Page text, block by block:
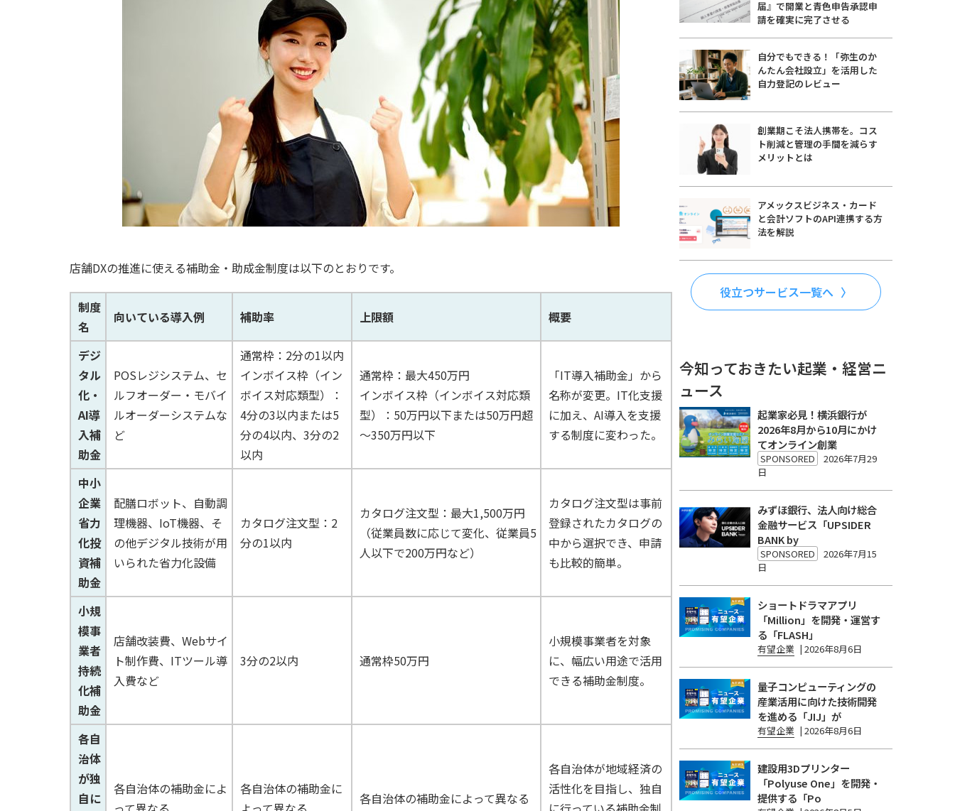
店舗DXの推進に使える補助金・助成金制度は以下のとおりです。
制度
名
向いている導入例 補助率 上限額 概要
デジ
タル
化・
AI導
入補
助金
POSレジシステム、セ
ルフオーダー・モバイ
ルオーダーシステムな
ど
通常枠：2分の1以内
インボイス枠（イン
ボイス対応類型）：
4分の3以内または5
分の4以内、3分の2
以内
通常枠：最大450万円
インボイス枠（インボイス対応類
型）：50万円以下または50万円超
～350万円以下
「IT導入補助金」から
名称が変更。IT化支援
に加え、AI導入を支援
する制度に変わった。
中小
企業
省力
化投
資補
助金
配膳ロボット、自動調
理機器、IoT機器、そ
の他デジタル技術が用
いられた省力化設備
カタログ注文型：2
分の1以内
カタログ注文型：最大1,500万円
（従業員数に応じて変化、従業員5
人以下で200万円など）
カタログ注文型は事前
登録されたカタログの
中から選択でき、申請
も比較的簡単。
小規
模事
業者
持続
化補
助金
店舗改装費、Webサイ
ト制作費、ITツール導
入費など
3分の2以内 通常枠50万円
小規模事業者を対象
に、幅広い用途で活用
できる補助金制度。
各自
治体
が独
自に
各自治体の補助金によ
各自治体の補助金に
各自治体の補助金によって異なる
各自治体が地域経済の
活性化を目指し、独自
届』で開業と青色申告承認申
請を確実に完了させる
自分でもできる！「弥生のか
んたん会社設立」を活用した
自力登記のレビュー
創業期こそ法人携帯を。コス
ト削減と管理の手間を減らす
メリットとは
アメックスビジネス・カード
と会計ソフトのAPI連携する方
法を解説
役立つサービス一覧へ
今知っておきたい起業・経営ニ
ュース
起業家必見！横浜銀行が
2026年8月から10月にかけ
てオンライン創業
SPONSORED
2026年7月29
日
みずほ銀行、法人向け総合
金融サービス「UPSIDER
BANK by
SPONSORED
2026年7月15
日
ショートドラマアプリ
「Million」を開発・運営す
る「FLASH」
有望企業 | 2026年8月6日
量子コンピューティングの
産業活用に向けた技術開発
を進める「JIJ」が
有望企業 | 2026年8月6日
建設用3Dプリンター
「Polyuse One」を開発・
提供する「Po